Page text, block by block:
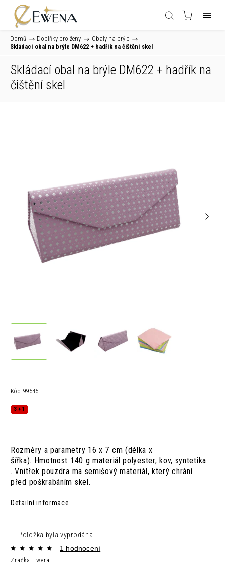
Domů / Doplňky pro ženy / Obaly na brýle /
Skládací obal na brýle DM622 + hadřík na čištění skel
Skládací obal na brýle DM622 + hadřík na
čištění skel
Kód: 99545
3 + 1
Rozměry a parametry 16 x 7 cm (délka x
šířka). Hmotnost 140 g materiál polyester, kov, syntetika
. Vnitřek pouzdra ma semišový materiál, který chrání
před poškrabáním skel.
Detailní informace
Položka byla vyprodána…
Značka: Ewena
1 hodnocení